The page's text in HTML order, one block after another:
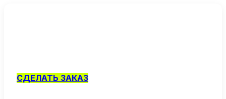
СДЕЛАТЬ ЗАКАЗ